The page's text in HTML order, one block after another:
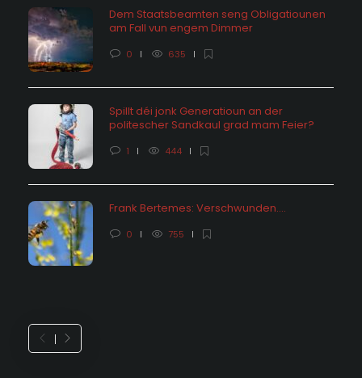
Dem Staatsbeamten seng Obligatiounen
am Fall vun engem Dimmer
0 635
Spillt déi jonk Generatioun an der
politescher Sandkaul grad mam Feier?
1 444
Frank Bertemes: Verschwunden….
0 755